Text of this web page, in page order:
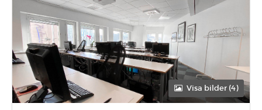
Visa bilder (4)